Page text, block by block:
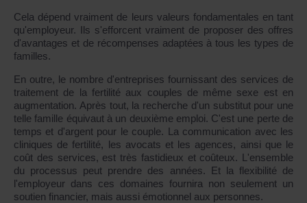
Cela dépend vraiment de leurs valeurs fondamentales en tant
qu'employeur. Ils s'efforcent vraiment de proposer des offres
d'avantages et de récompenses adaptées à tous les types de
familles.
En outre, le nombre d'entreprises fournissant des services de
traitement de la fertilité aux couples de même sexe est en
augmentation. Après tout, la recherche d'un substitut pour une
telle famille équivaut à un deuxième emploi. C'est une perte de
temps et d'argent pour le couple. La communication avec les
cliniques de fertilité, les avocats et les agences, ainsi que le
coût des services, est très fastidieux et coûteux. L'ensemble
du processus peut prendre des années. Et la flexibilité de
l'employeur dans ces domaines fournira non seulement un
soutien financier, mais aussi émotionnel aux personnes.